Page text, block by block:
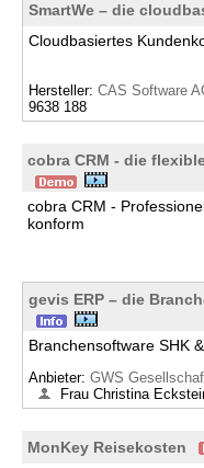
SmartWe – die
Cloudbasiertes
Hersteller: CAS Software
9638 188
cobra CRM - die
cobra CRM -
konform
gevis ERP – die
Branchensoftware SHK
Anbieter: GWS
Frau Christina
MonKey Reisekosten